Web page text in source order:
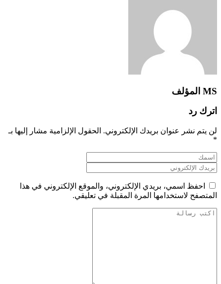
MS المؤلف
اترك رد
لن يتم نشر عنوان بريدك الإلكتروني. الحقول الإلزامية مشار إليها بـ
*
احفظ اسمي، بريدي الإلكتروني، والموقع الإلكتروني في هذا
المتصفح لاستخدامها المرة المقبلة في تعليقي.